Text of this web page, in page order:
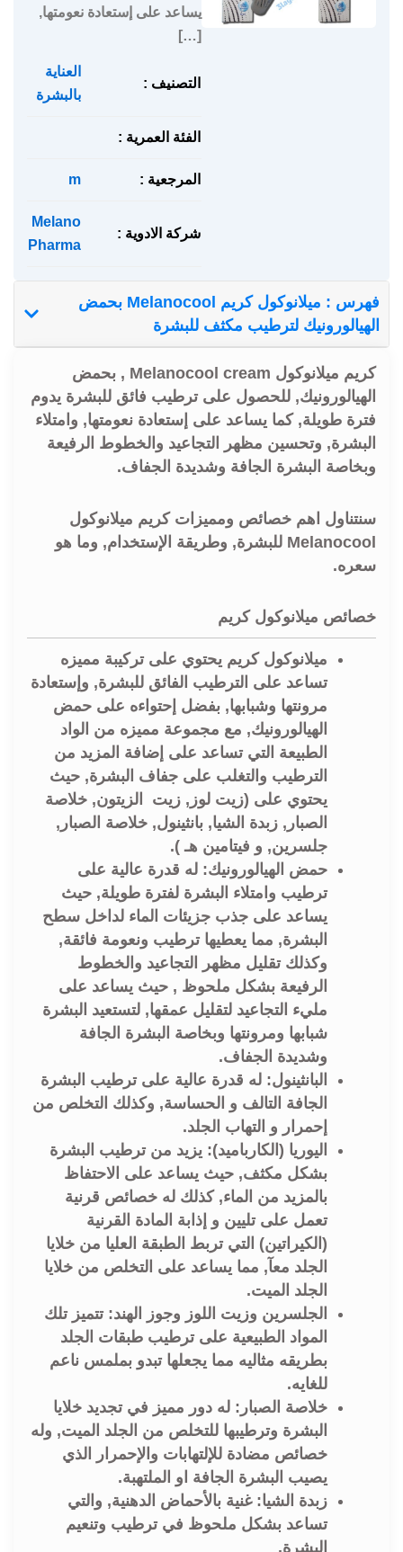
يساعد على إستعادة نعومتها,
[…]
التصنيف :
العناية
بالبشرة
الفئة العمرية :
المرجعية : m
شركة الادوية :
Melano
Pharma
فهرس : ميلانوكول كريم Melanocool بحمض
الهيالورونيك لترطيب مكثف للبشرة
كريم ميلانوكول Melanocool cream , بحمض
الهيالورونيك, للحصول على ترطيب فائق للبشرة يدوم
فترة طويلة, كما يساعد على إستعادة نعومتها, وامتلاء
البشرة, وتحسين مظهر التجاعيد والخطوط الرفيعة
وبخاصة البشرة الجافة وشديدة الجفاف.
سنتناول اهم خصائص ومميزات كريم ميلانوكول
Melanocool للبشرة, وطريقة الإستخدام, وما هو
سعره.
خصائص ميلانوكول كريم
ميلانوكول كريم يحتوي على تركيبة مميزه
تساعد على الترطيب الفائق للبشرة, وإستعادة
مرونتها وشبابها, بفضل إحتواءه على حمض
الهيالورونيك, مع مجموعة مميزه من الواد
الطبيعة التي تساعد على إضافة المزيد من
الترطيب والتغلب على جفاف البشرة, حيث
يحتوي على (زيت لوز, زيت الزيتون, خلاصة
الصبار, زبدة الشيا, بانثينول, خلاصة الصبار,
جلسرين, و فيتامين هـ ).
حمض الهيالورونيك: له قدرة عالية على
ترطيب وامتلاء البشرة لفترة طويلة, حيث
يساعد على جذب جزيئات الماء لداخل سطح
البشرة, مما يعطيها ترطيب ونعومة فائقة,
وكذلك تقليل مظهر التجاعيد والخطوط
الرفيعة بشكل ملحوظ , حيث يساعد على
مليء التجاعيد لتقليل عمقها, لتستعيد البشرة
شبابها ومرونتها وبخاصة البشرة الجافة
وشديدة الجفاف.
البانثينول: له قدرة عالية على ترطيب البشرة
الجافة التالف و الحساسة, وكذلك التخلص من
إحمرار و التهاب الجلد.
اليوريا (الكارباميد): يزيد من ترطيب البشرة
بشكل مكثف, حيث يساعد على الاحتفاظ
بالمزيد من الماء, كذلك له خصائص قرنية
تعمل على تليين و إذابة المادة القرنية
(الكيراتين) التي تربط الطبقة العليا من خلايا
الجلد معآ, مما يساعد على التخلص من خلايا
الجلد الميت.
الجلسرين وزيت اللوز وجوز الهند: تتميز تلك
المواد الطبيعية على ترطيب طبقات الجلد
بطريقه مثاليه مما يجعلها تبدو بملمس ناعم
للغايه.
خلاصة الصبار: له دور مميز في تجديد خلايا
البشرة وترطيبها للتخلص من الجلد الميت, وله
خصائص مضادة للإلتهابات والإحمرار الذي
يصيب البشرة الجافة او الملتهبة.
زبدة الشيا: غنية بالأحماض الدهنية, والتي
تساعد بشكل ملحوظ في ترطيب وتنعيم
البشرة.